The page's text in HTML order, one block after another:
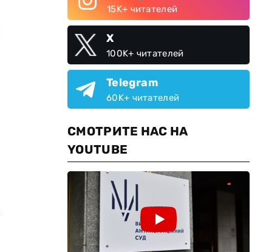
15K+ читателей
X
100K+ читателей
Telegram
60K+ читателей
СМОТРИТЕ НАС НА
YOUTUBE